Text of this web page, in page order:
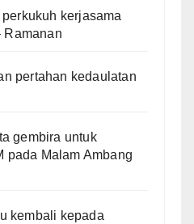
kerjasama
Ramanan
pertahan kedaulatan
gembira untuk
pada Malam Ambang
kembali kepada